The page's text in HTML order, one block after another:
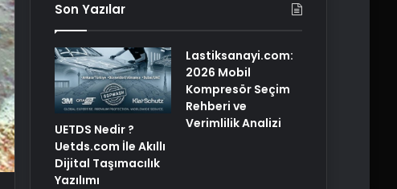
Son Yazılar
UETDS Nedir ?
Uetds.com İle Akıllı
Dijital Taşımacılık
Yazılımı
Lastiksanayi.com:
2026 Mobil
Kompresör Seçim
Rehberi ve
Verimlilik Analizi